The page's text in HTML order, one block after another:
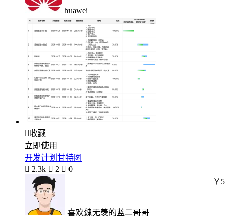
huawei
收藏
立即使用
开发计划甘特图
 2.3k  2  0
喜欢魏无羡的蓝二哥哥
￥5